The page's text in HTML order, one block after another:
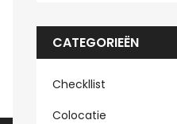
CATEGORIEËN
Checkllist
Colocatie